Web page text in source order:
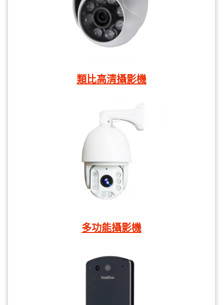
類比高清攝影機
多功能攝影機